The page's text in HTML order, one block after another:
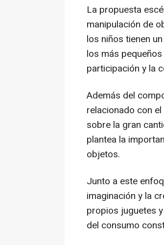
La propuesta
manipulación de
los niños tienen
los más
participación y la
Además del
relacionado con
sobre la gran
plantea la
objetos.
Junto a este
imaginación y la
propios juguetes
del consumo